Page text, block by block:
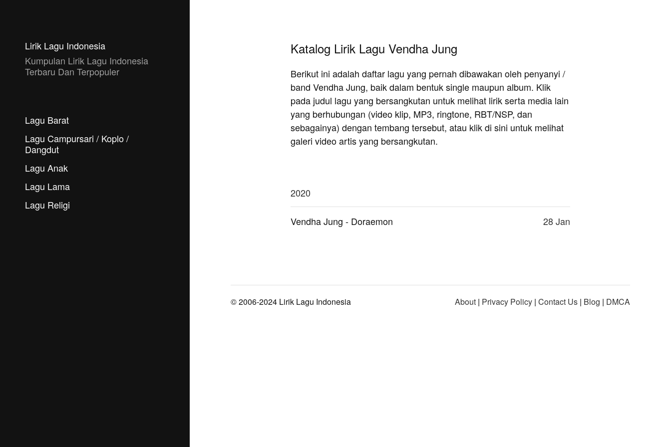
Lirik Lagu Indonesia
Kumpulan Lirik Lagu Indonesia
Terbaru Dan Terpopuler
Lagu Barat
Lagu Campursari / Koplo /
Dangdut
Lagu Anak
Lagu Lama
Lagu Religi
Katalog Lirik Lagu Vendha Jung
Berikut ini adalah daftar lagu yang pernah dibawakan oleh penyanyi /
band Vendha Jung, baik dalam bentuk single maupun album. Klik
pada judul lagu yang bersangkutan untuk melihat lirik serta media lain
yang berhubungan (video klip, MP3, ringtone, RBT/NSP, dan
sebagainya) dengan tembang tersebut, atau klik di sini untuk melihat
galeri video artis yang bersangkutan.
2020
Vendha Jung - Doraemon 28 Jan
© 2006-2024 Lirik Lagu Indonesia About | Privacy Policy | Contact Us | Blog | DMCA